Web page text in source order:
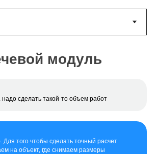
модуль
надо сделать такой-то объем работ
того чтобы сделать точный расчет
на объект, где снимаем размеры